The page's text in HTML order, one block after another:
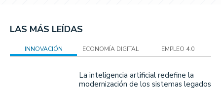
LAS MÁS LEÍDAS
INNOVACIÓN ECONOMÍA DIGITAL EMPLEO 4.0
La inteligencia artificial redefine la
modernización de los sistemas legados